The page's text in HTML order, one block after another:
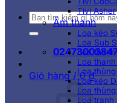
Tìm
kiếm:
Giỏ hàng /0₫
Tivi Asher
Âm thanh
Loa kéo
Loa Sub
Loa thanh
Loa
Loa
Loa kéo
Loa
Loa tranh